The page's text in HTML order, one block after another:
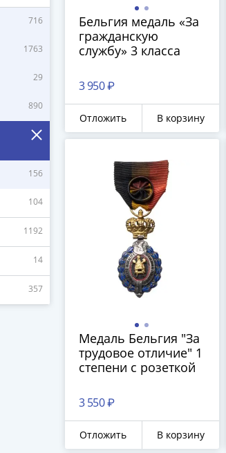
716
1763
29
890
156
104
1192
14
357
Бельгия медаль «За
гражданскую
службу» 3 класса
3 950 ₽
Отложить В корзину
Медаль Бельгия "За
трудовое отличие" 1
степени с розеткой
3 550 ₽
Отложить В корзину